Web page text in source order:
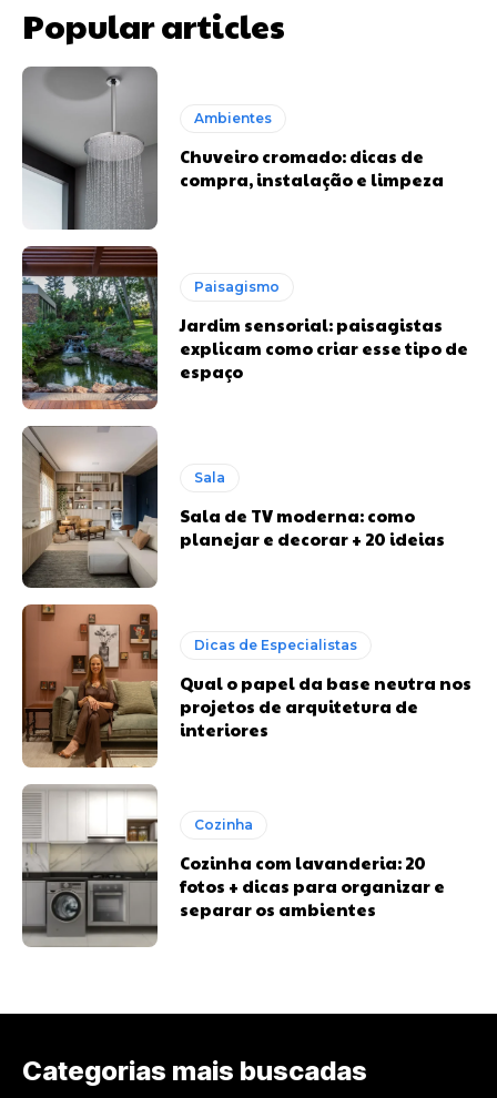
Popular articles
Ambientes
Chuveiro cromado: dicas de
compra, instalação e limpeza
Paisagismo
Jardim sensorial: paisagistas
explicam como criar esse tipo de
espaço
Sala
Sala de TV moderna: como
planejar e decorar + 20 ideias
Dicas de Especialistas
Qual o papel da base neutra nos
projetos de arquitetura de
interiores
Cozinha
Cozinha com lavanderia: 20
fotos + dicas para organizar e
separar os ambientes
Categorias mais buscadas